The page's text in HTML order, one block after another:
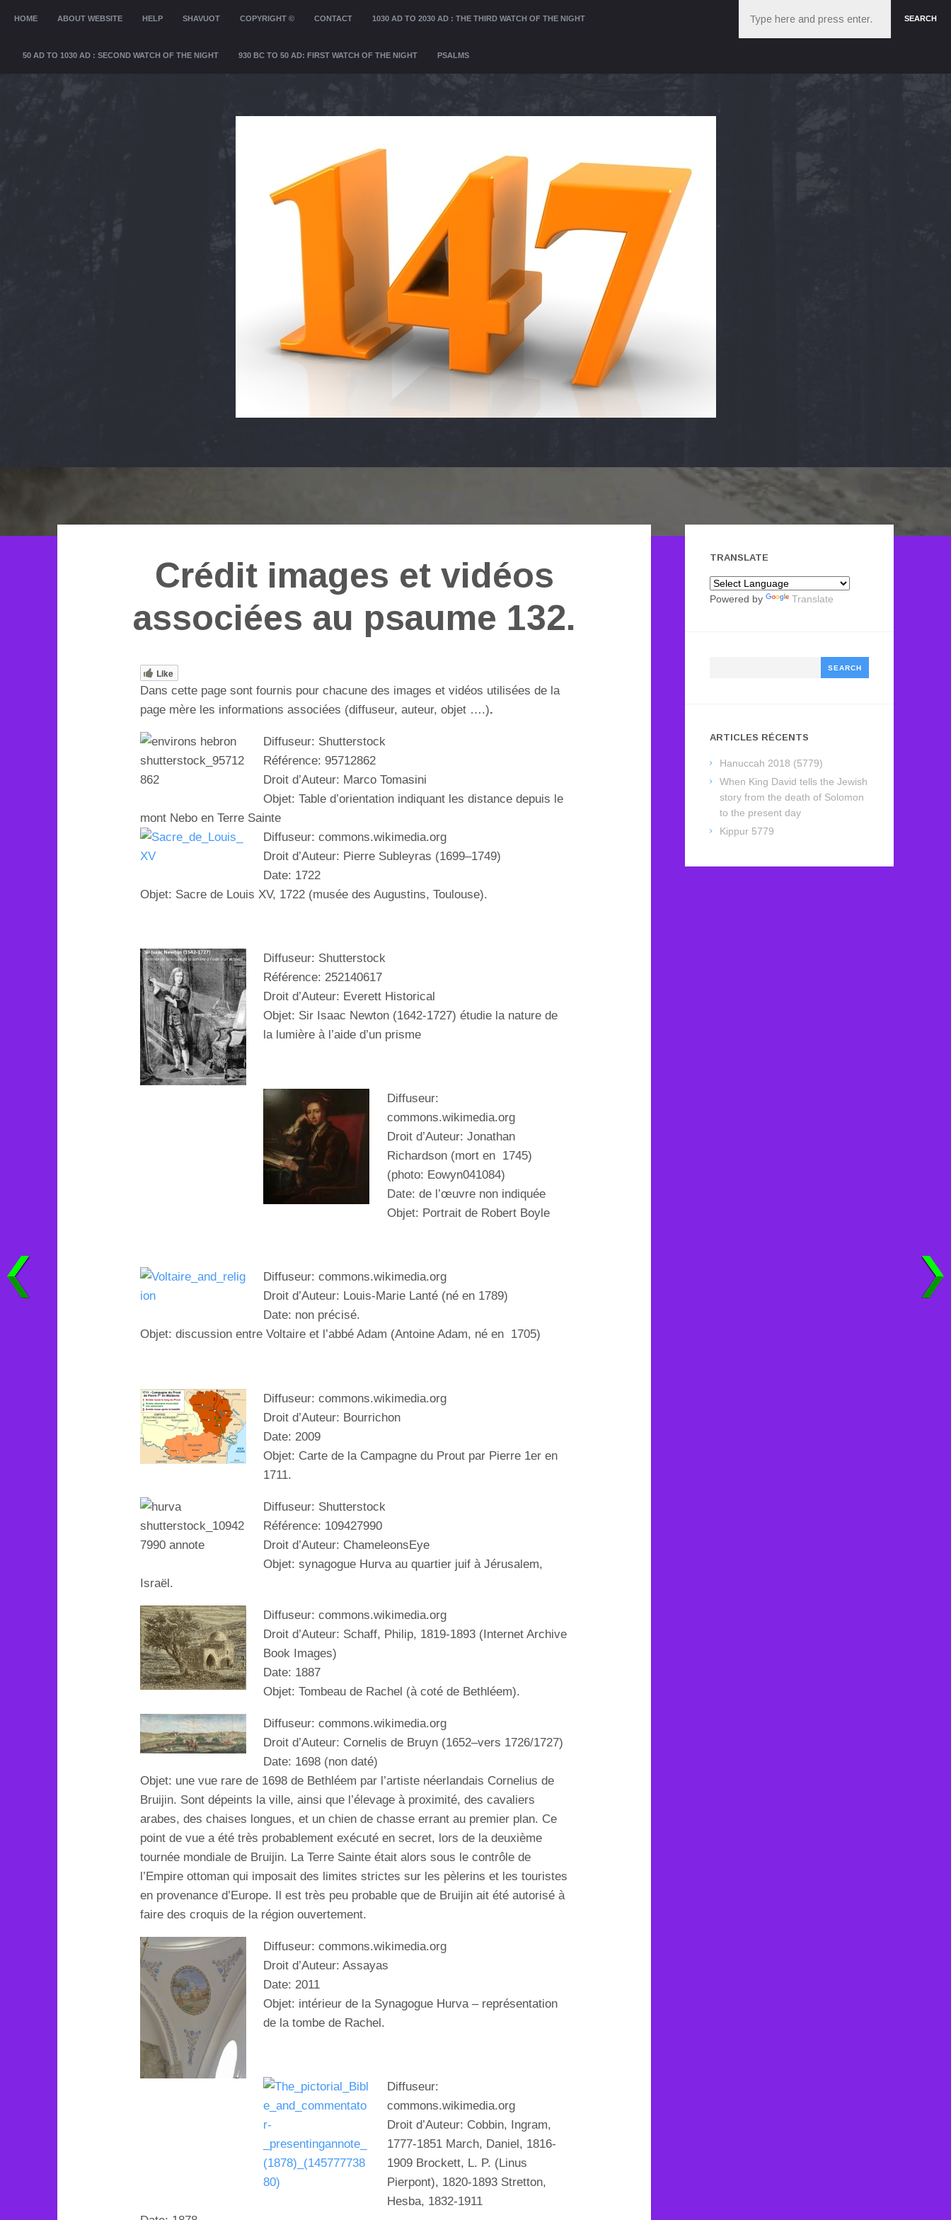
SKIP TO CONTENT
HOME ABOUT WEBSITE HELP SHAVUOT COPYRIGHT © CONTACT 1030 AD TO 2030 AD : THE THIRD WATCH OF THE NIGHT
50 AD TO 1030 AD : SECOND WATCH OF THE NIGHT 930 BC TO 50 AD: FIRST WATCH OF THE NIGHT PSALMS
SEARCH
Crédit images et vidéos
associées au psaume 132.
Like
Dans cette page sont fournis pour chacune des images et vidéos utilisées de la
page mère les informations associées (diffuseur, auteur, objet ….).
Diffuseur: Shutterstock
Référence:95712862
Droit d’Auteur: Marco Tomasini
Objet:Table d’orientation indiquant les distance depuis le
mont Neboen Terre Sainte
Diffuseur: commons.wikimedia.org
Droit d’Auteur: Pierre Subleyras (1699–1749)
Date: 1722
Objet: Sacre de Louis XV, 1722 (musée des Augustins, Toulouse).
Diffuseur: Shutterstock
Référence:252140617
Droit d’Auteur: Everett Historical
Objet: Sir Isaac Newton (1642-1727) étudie la nature de
la lumière à l’aide d’un prisme
Diffuseur:
commons.wikimedia.org
Droit d’Auteur: Jonathan
Richardson (mort en 1745)
(photo: Eowyn041084)
Date: de l’œuvre non indiquée
Objet: Portrait de Robert Boyle
Diffuseur: commons.wikimedia.org
Droit d’Auteur: Louis-Marie Lanté (né en 1789)
Date: non précisé.
Objet:discussion entre Voltaire et l’abbéAdam (Antoine Adam, né en 1705)
Diffuseur: commons.wikimedia.org
Droit d’Auteur: Bourrichon
Date: 2009
Objet: Carte de la Campagne du Prout par Pierre 1er en
1711.
Diffuseur: Shutterstock
Référence: 109427990
Droit d’Auteur: ChameleonsEye
Objet: synagogue Hurva au quartier juif à Jérusalem,
Israël.
Diffuseur: commons.wikimedia.org
Droit d’Auteur: Schaff, Philip, 1819-1893 (Internet Archive
Book Images)
Date: 1887
Objet: Tombeau de Rachel (à coté de Bethléem).
Diffuseur: commons.wikimedia.org
Droit d’Auteur: Cornelis de Bruyn (1652–vers 1726/1727)
Date: 1698 (non daté)
Objet: une vue rare de 1698 de Bethléem par l’artiste néerlandais Cornelius de
Bruijin. Sont dépeints la ville, ainsi que l’élevage à proximité, des cavaliers
arabes, des chaises longues, et un chien de chasse errant au premier plan. Ce
point de vue a été très probablement exécuté en secret, lors de la deuxième
tournée mondiale de Bruijin. La Terre Sainte était alors sous le contrôle de
l’Empire ottoman qui imposait des limites strictes sur les pèlerins et les touristes
en provenance d’Europe. Il est très peu probable que de Bruijin ait été autorisé à
faire des croquis de la régionouvertement.
Diffuseur: commons.wikimedia.org
Droit d’Auteur: Assayas
Date: 2011
Objet: intérieur de la Synagogue Hurva – représentation
de la tombe de Rachel.
Diffuseur:
commons.wikimedia.org
Droit d’Auteur: Cobbin, Ingram,
1777-1851 March, Daniel, 1816-
1909 Brockett, L. P. (Linus
Pierpont), 1820-1893 Stretton,
Hesba, 1832-1911
TRANSLATE
Powered by Translate
ARTICLES RÉCENTS
Hanuccah 2018 (5779)
When King David tells the Jewish
story from the death of Solomon
to the present day
Kippur 5779